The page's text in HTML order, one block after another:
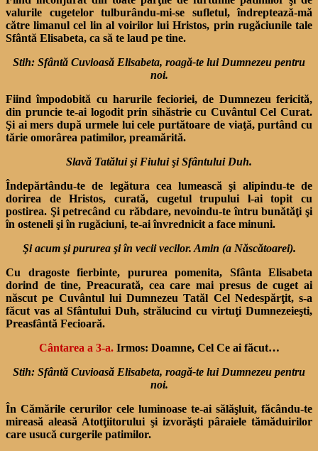
valurile cugetelor tulburându-mi-se sufletul, îndreptează-mă
către limanul cel lin al voirilor lui Hristos, prin rugăciunile tale
Sfântă Elisabeta, ca să te laud pe tine.
Stih: Sfântă Cuvioasă Elisabeta, roagă-te lui Dumnezeu pentru
noi.
Fiind împodobită cu harurile fecioriei, de Dumnezeu fericită,
din pruncie te-ai logodit prin sihăstrie cu Cuvântul Cel Curat.
Şi ai mers după urmele lui cele purtătoare de viaţă, purtând cu
tărie omorârea patimilor, preamărită.
Slavă Tatălui şi Fiului şi Sfântului Duh.
Îndepărtându-te de legătura cea lumească şi alipindu-te de
dorirea de Hristos, curată, cugetul trupului l-ai topit cu
postirea. Şi petrecând cu răbdare, nevoindu-te întru bunătăţi şi
în osteneli şi în rugăciuni, te-ai învrednicit a face minuni.
Şi acum şi pururea şi în vecii vecilor. Amin (a Născătoarei).
Cu dragoste fierbinte, pururea pomenita, Sfânta Elisabeta
dorind de tine, Preacurată, cea care mai presus de cuget ai
născut pe Cuvântul lui Dumnezeu Tatăl Cel Nedespărţit, s-a
făcut vas al Sfântului Duh, strălucind cu virtuţi Dumnezeieşti,
Preasfântă Fecioară.
Cântarea a 3-a.Irmos: Doamne, Cel Ce ai făcut…
Stih: Sfântă Cuvioasă Elisabeta, roagă-te lui Dumnezeu pentru
noi.
În Cămările cerurilor cele luminoase te-ai sălăşluit, făcându-te
mireasă aleasă Atotţiitorului şi izvorăşti pâraiele tămăduirilor
care usucă curgerile patimilor.